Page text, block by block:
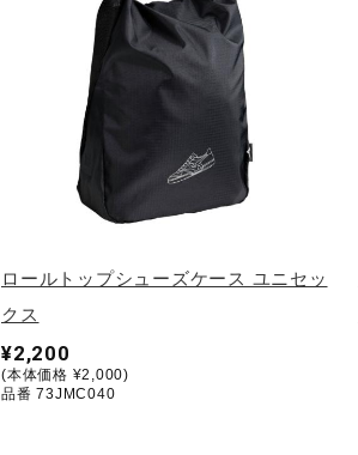
ロールトップシューズケース ユニセッ
クス
¥2,200
(本体価格 ¥2,000)
品番 73JMC040